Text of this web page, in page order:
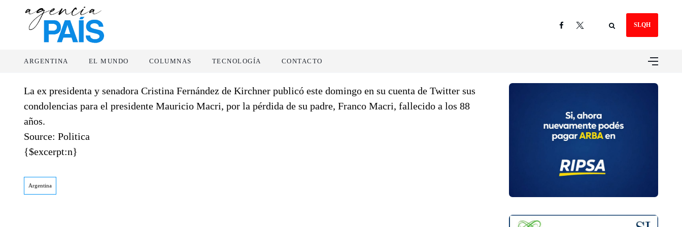
SLQH
ARGENTINA EL MUNDO COLUMNAS TECNOLOGÍA CONTACTO
La ex presidenta y senadora Cristina Fernández de Kirchner publicó este domingo en su cuenta de Twitter sus
condolencias para el presidente Mauricio Macri, por la pérdida de su padre, Franco Macri, fallecido a los 88
años.
Source: Politica
{$excerpt:n}
Argentina